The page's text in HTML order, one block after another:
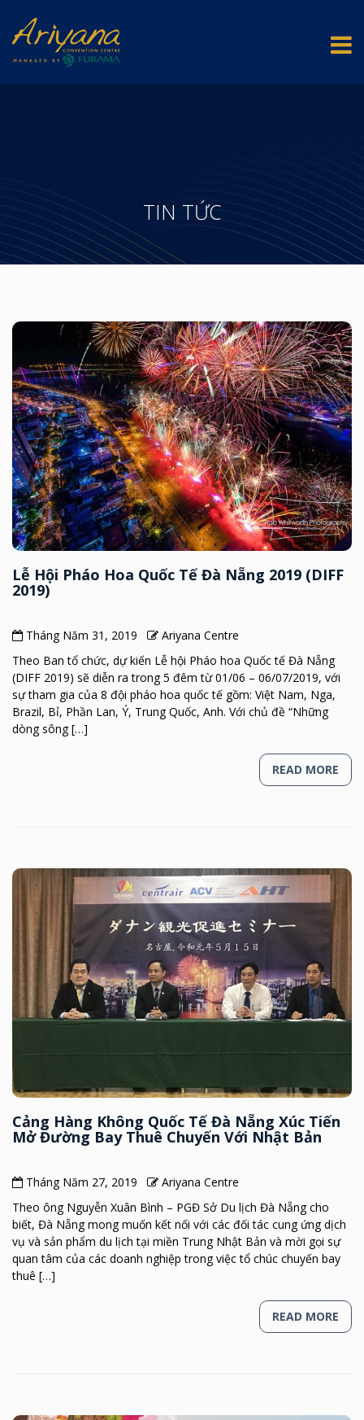
TIN TỨC
Lễ Hội Pháo Hoa Quốc Tế Đà Nẵng 2019 (DIFF
2019)
Tháng Năm 31, 2019
Ariyana Centre
Theo Ban tổ chức, dự kiến Lễ hội Pháo hoa Quốc tế Đà Nẵng
(DIFF 2019) sẽ diễn ra trong 5 đêm từ 01/06 – 06/07/2019, với
sự tham gia của 8 đội pháo hoa quốc tế gồm: Việt Nam, Nga,
Brazil, Bỉ, Phần Lan, Ý, Trung Quốc, Anh. Với chủ đề “Những
dòng sông […]
READ MORE
Cảng Hàng Không Quốc Tế Đà Nẵng Xúc Tiến
Mở Đường Bay Thuê Chuyến Với Nhật Bản
Tháng Năm 27, 2019
Ariyana Centre
Theo ông Nguyễn Xuân Bình – PGĐ Sở Du lịch Đà Nẵng cho
biết, Đà Nẵng mong muốn kết nối với các đối tác cung ứng dịch
vụ và sản phẩm du lịch tại miền Trung Nhật Bản và mời gọi sự
quan tâm của các doanh nghiệp trong việc tổ chúc chuyến bay
thuê […]
READ MORE